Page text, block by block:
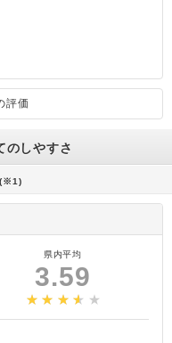
評価
のしやすさ
(※1)
県内平均
3.59